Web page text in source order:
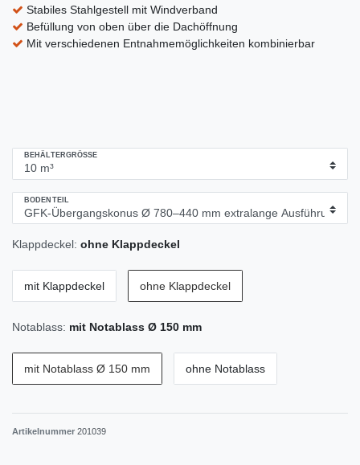
Stabiles Stahlgestell mit Windverband
Befüllung von oben über die Dachöffnung
Mit verschiedenen Entnahmemöglichkeiten kombinierbar
BEHÄLTERGRÖSSE
BODENTEIL
Klappdeckel: ohne Klappdeckel
mit Klappdeckel ohne Klappdeckel
Notablass: mit Notablass Ø 150 mm
mit Notablass Ø 150 mm ohne Notablass
Artikelnummer 201039